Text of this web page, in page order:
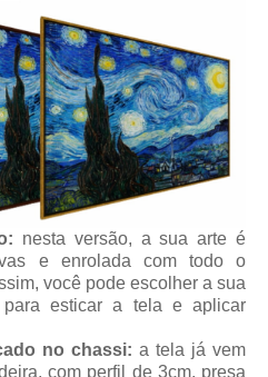
nesta versão, a sua arte é
e enrolada com todo o
você pode escolher a sua
para esticar a tela e aplicar
no chassi: a tela já vem
com perfil de 3cm, presa